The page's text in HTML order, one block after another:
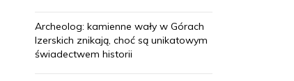
Archeolog: kamienne wały w Górach
Izerskich znikają, choć są unikatowym
świadectwem historii